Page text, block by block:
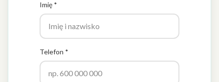
Imię *
Telefon *